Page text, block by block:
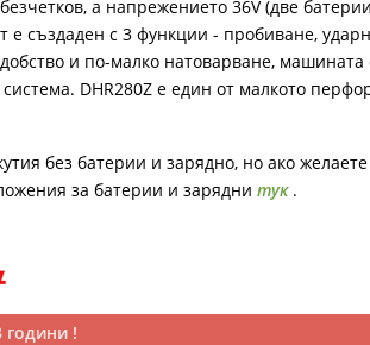
а напрежението 36V (две
е създаден с 3 функции - пробиване,
и по-малко натоварване, машината
DHR280Z е един от малкото
без батерии и зарядно, но ако
за батерии и зарядни тук .
години !